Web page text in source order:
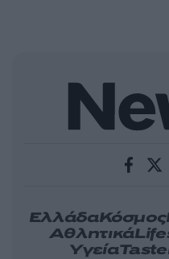
ΕλλάδαΚόσμος
Αθλητικά
Υγεία